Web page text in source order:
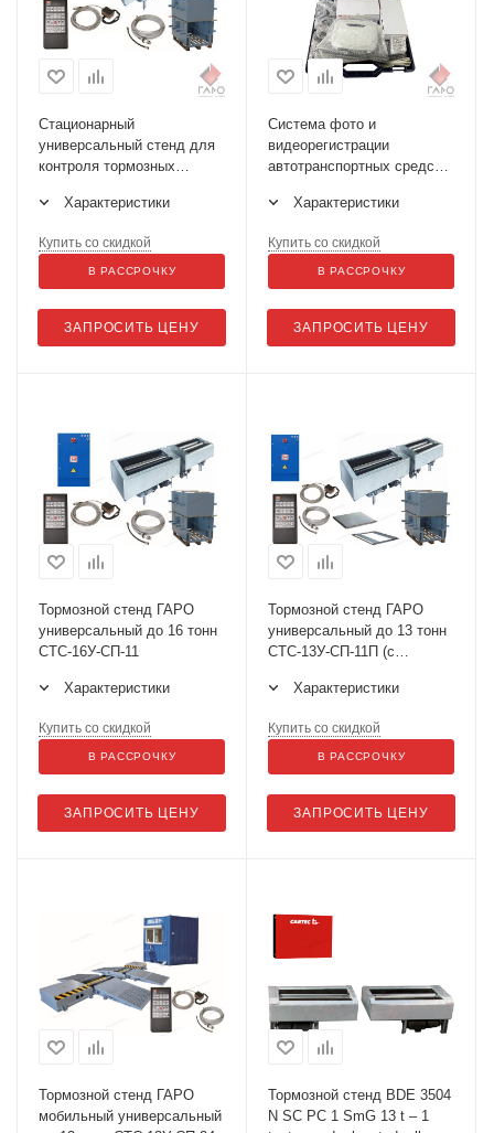
Стационарный
универсальный стенд для
контроля тормозных
Характеристики
ЗАПРОСИТЬ ЦЕНУ
Купить со скидкой
В РАССРОЧКУ
Система фото и
видеорегистрации
автотранспортных средств
камеры)
Характеристики
ЗАПРОСИТЬ ЦЕНУ
Купить со скидкой
В РАССРОЧКУ
Тормозной стенд ГАРО
универсальный до 16 тонн
СТС-16У-СП-11
Характеристики
ЗАПРОСИТЬ ЦЕНУ
Купить со скидкой
В РАССРОЧКУ
Тормозной стенд ГАРО
универсальный до 13 тонн
СТС-13У-СП-11П (с
Характеристики
ЗАПРОСИТЬ ЦЕНУ
Купить со скидкой
В РАССРОЧКУ
Тормозной стенд ГАРО
мобильный универсальный
Тормозной стенд BDE 3504
N SC PC 1 SmG 13 t – 1